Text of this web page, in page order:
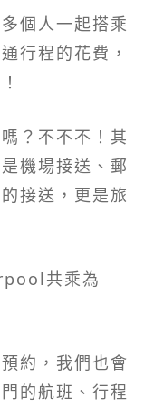
個人一起搭乘
行程的花費，
？不不不！其
機場接送、郵
接送，更是旅
共乘為
約，我們也會
的航班、行程